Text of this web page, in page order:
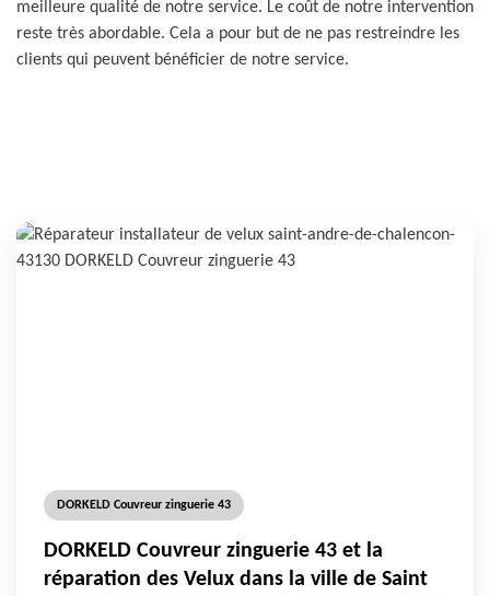
meilleure qualité de notre service. Le coût de notre intervention
reste très abordable. Cela a pour but de ne pas restreindre les
clients qui peuvent bénéficier de notre service.
DORKELD Couvreur zinguerie 43
DORKELD Couvreur zinguerie 43 et la
réparation des Velux dans la ville de Saint